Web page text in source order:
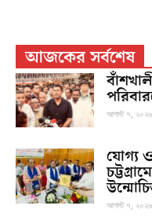
আজকের সর্বশেষ
আগস্ট ৭, ২০২৬
যোগ্য
আগস্ট ৭, ২০২৬